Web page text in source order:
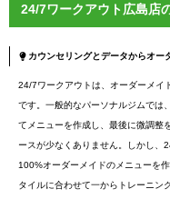
24/7ワークアウト広島店
カウンセリングとデータからオー
24/7ワークアウトは、オーダーメイ
です。一般的なパーソナルジムでは
てメニューを作成し、最後に微調整
ースが少なくありません。しかし、
100%オーダーメイドのメニューを
タイルに合わせて一からトレーニン